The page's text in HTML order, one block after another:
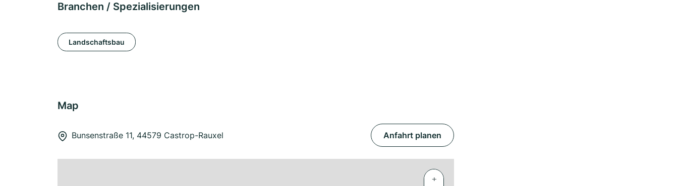
Branchen / Spezialisierungen
Landschaftsbau
Map
Bunsenstraße 11, 44579 Castrop-Rauxel Anfahrt planen
+